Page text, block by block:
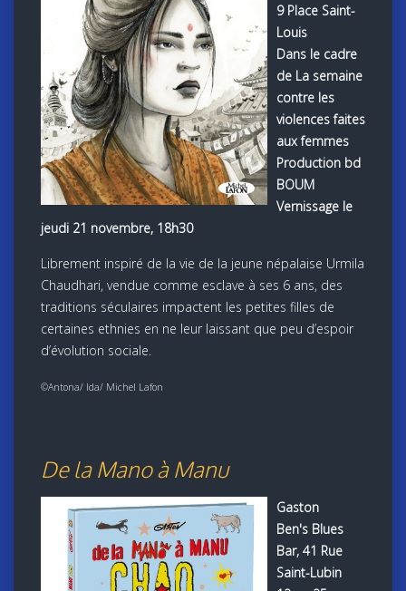
9 Place Saint-
Louis
Dans le cadre
de La semaine
contre les
violences faites
aux femmes
Production bd
BOUM
Vernissage le
jeudi 21 novembre, 18h30
Librement inspiré de la vie de la jeune népalaise Urmila
Chaudhari, vendue comme esclave à ses 6 ans, des
traditions séculaires impactent les petites filles de
certaines ethnies en ne leur laissant que peu d’espoir
d’évolution sociale.
©Antona/ Ida/ Michel Lafon
De la Mano à Manu
Gaston
Ben's Blues
Bar, 41 Rue
Saint-Lubin